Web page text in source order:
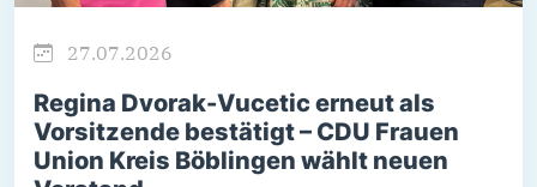
27.07.2026
Regina Dvorak-Vucetic erneut als
Vorsitzende bestätigt – CDU Frauen
Union Kreis Böblingen wählt neuen